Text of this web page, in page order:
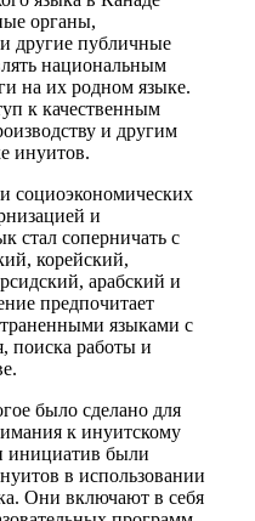
органы,
другие публичные
национальным
на их родном языке.
к качественным
и другим
инуитов.
социоэкономических
и
стал соперничать с
корейский,
арабский и
предпочитает
языками с
поиска работы и
было сделано для
к инуитскому
инициатив были
в использовании
Они включают в себя